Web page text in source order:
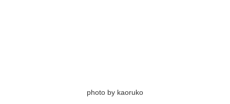
photo by kaoruko